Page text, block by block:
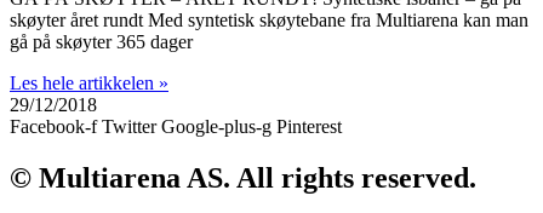
skøyter året rundt Med syntetisk skøytebane fra Multiarena kan man
gå på skøyter 365 dager
Les hele artikkelen »
29/12/2018
Facebook-f Twitter Google-plus-g Pinterest
© Multiarena AS. All rights reserved.